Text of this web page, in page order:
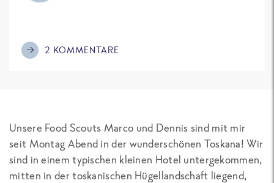
2 KOMMENTARE
Unsere Food Scouts Marco und Dennis sind mit mir
seit Montag Abend in der wunderschönen Toskana! Wir
sind in einem typischen kleinen Hotel untergekommen,
mitten in der toskanischen Hügellandschaft liegend,